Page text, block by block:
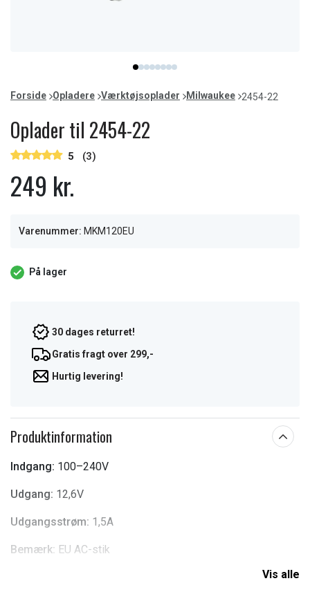
item
0
item
1
item
2
item
3
item
4
item
5
item
6
item
7
of
Forside Opladere Værktøjsoplader Milwaukee 2454-22
Oplader til 2454-22
5 (3)
249 kr.
Varenummer: MKM120EU
På lager
30 dages returret!
Gratis fragt over 299,-
Hurtig levering!
Produktinformation
Indgang: 100–240V
Udgang: 12,6V
Udgangsstrøm: 1,5A
Bemærk: EU AC-stik
Vis alle